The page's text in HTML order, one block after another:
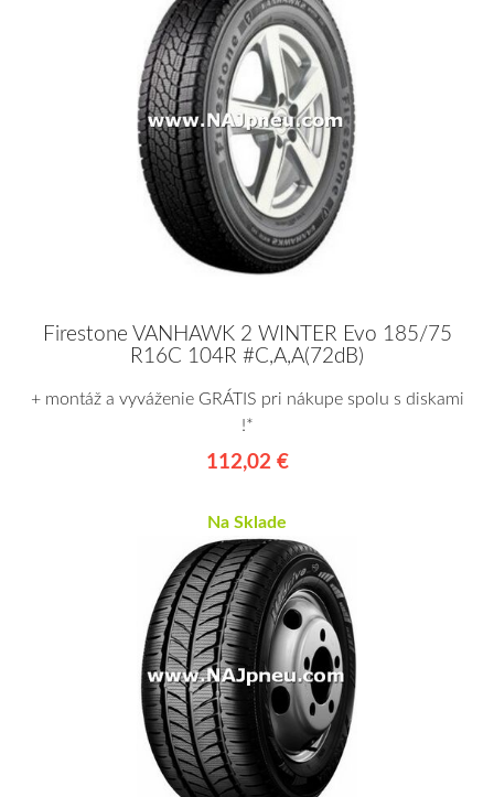
Firestone VANHAWK 2 WINTER Evo 185/75
R16C 104R #C,A,A(72dB)
+ montáž a vyváženie GRÁTIS pri nákupe spolu s diskami
!*
112,02 €
Na Sklade